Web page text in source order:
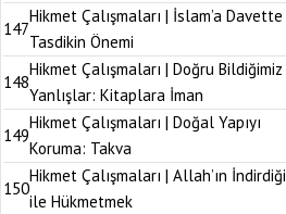
147
Hikmet Çalışmaları | İslam’a Davette
Tasdikin Önemi
148
Hikmet Çalışmaları | Doğru Bildiğimiz
Yanlışlar: Kitaplara İman
149
Hikmet Çalışmaları | Doğal Yapıyı
Koruma: Takva
150
Hikmet Çalışmaları | Allah’ın İndirdiği
ile Hükmetmek